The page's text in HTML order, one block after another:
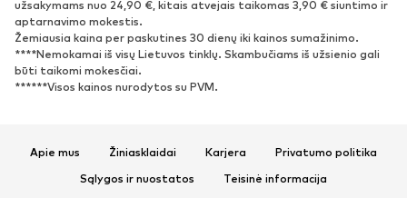
Naujienos
Sportbačiai
Aulinukai
Batai su kulniukais
Auliniai batai
Įsispiriami bateliai
Šlepetės
užsakymams nuo 24,90 €, kitais atvejais taikomas 3,90 € siuntimo ir
aptarnavimo mokestis.
Žemiausia kaina per paskutines 30 dienų iki kainos sumažinimo.
****Nemokamai iš visų Lietuvos tinklų. Skambučiams iš užsienio gali
būti taikomi mokesčiai.
******Visos kainos nurodytos su PVM.
Apie mus Žiniasklaidai Karjera
Privatumo politika
Sąlygos ir nuostatos
Teisinė informacija